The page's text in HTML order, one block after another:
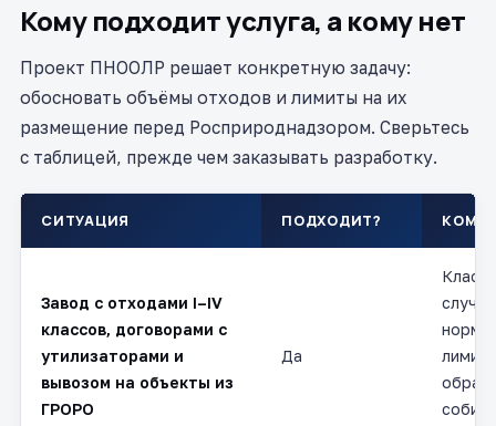
Кому подходит услуга, а кому нет
Проект ПНООЛР решает конкретную задачу:
обосновать объёмы отходов и лимиты на их
размещение перед Росприроднадзором. Сверьтесь
с таблицей, прежде чем заказывать разработку.
СИТУАЦИЯ ПОДХОДИТ?
Завод с отходами I–IV
классов, договорами с
утилизаторами и
вывозом на объекты из
ГРОРО
Да